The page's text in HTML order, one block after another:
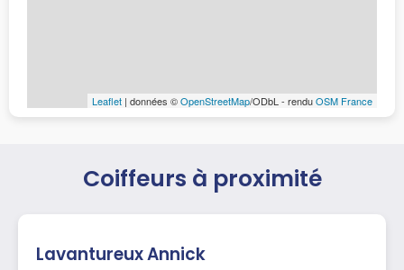
Leaflet | données ©OpenStreetMap/ODbL - renduOSM France
Coiffeurs à proximité
Lavantureux Annick